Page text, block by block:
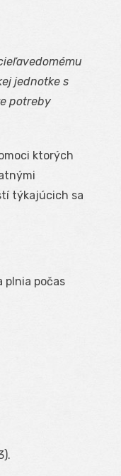
jednotke s
potreby
ktorých
týkajúcich sa
plnia počas